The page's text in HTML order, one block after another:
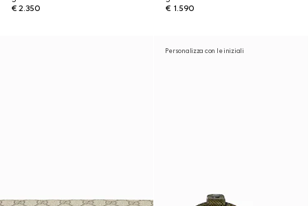
€ 2.350
€ 1.590
Personalizza con le iniziali